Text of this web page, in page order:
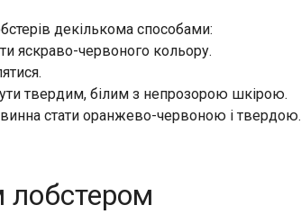
декількома способами:
яскраво-червоного кольору.
твердим, білим з непрозорою шкірою.
стати оранжево-червоною і твердою.
лобстером